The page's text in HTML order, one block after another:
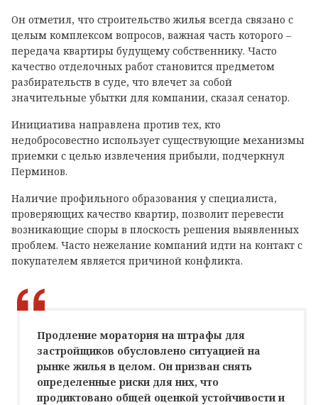
Он отметил, что строительство жилья всегда связано с
целым комплексом вопросов, важная часть которого –
передача квартиры будущему собственнику. Часто
качество отделочных работ становится предметом
разбирательств в суде, что влечет за собой
значительные убытки для компании, сказал сенатор.
Инициатива направлена против тех, кто
недобросовестно использует существующие механизмы
приемки с целью извлечения прибыли, подчеркнул
Перминов.
Наличие профильного образования у специалиста,
проверяющих качество квартир, позволит перевести
возникающие споры в плоскость решения выявленных
проблем. Часто нежелание компаний идти на контакт с
покупателем является причиной конфликта.
Продление моратория на штрафы для
застройщиков обусловлено ситуацией на
рынке жилья в целом. Он призван снять
определенные риски для них, что
продиктовано общей оценкой устойчивости и